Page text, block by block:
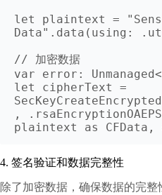
let plaintext =
Data".data(using:
// 加密数据
var error:
let cipherText =
,
4. 签名验证和数据完整性
除了加密数据，确保数据的完